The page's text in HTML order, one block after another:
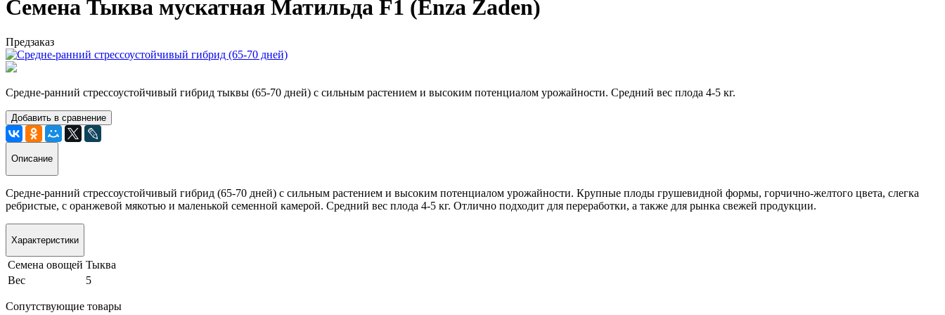
Семена Тыква мускатная Матильда F1 (Enza Zaden)
Предзаказ
Средне-ранний стрессоустойчивый гибрид тыквы (65-70 дней) с сильным растением и высоким потенциалом урожайности. Средний вес плода 4-5 кг.
Добавить в сравнение
Описание
Средне-ранний стрессоустойчивый гибрид (65-70 дней) с сильным растением и высоким потенциалом урожайности. Крупные плоды грушевидной формы, горчично-желтого цвета, слегка
ребристые, с оранжевой мякотью и маленькой семенной камерой. Средний вес плода 4-5 кг. Отлично подходит для переработки, а также для рынка свежей продукции.
Характеристики
Семена овощей Тыква
Вес
5
Сопутствующие товары